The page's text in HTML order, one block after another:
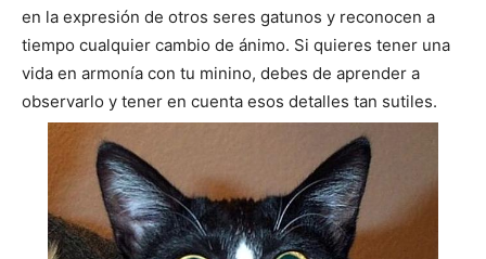
Gatos
en la expresión de otros seres gatunos y reconocen a
tiempo cualquier cambio de ánimo. Si quieres tener una
vida en armonía con tu minino, debes de aprender a
observarlo y tener en cuenta esos detalles tan sutiles.